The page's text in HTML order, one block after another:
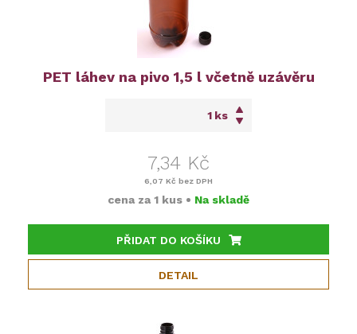
PET láhev na pivo 1,5 l včetně uzávěru
ks
7,34 Kč
6,07 Kč bez DPH
cena za 1 kus • Na skladě
PŘIDAT DO KOŠÍKU
DETAIL